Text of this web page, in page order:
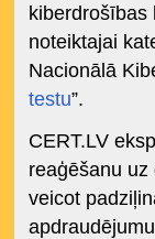
kiberdrošības
noteiktajai
Nacionālā
testu”.
CERT.LV
reaģēšanu
veicot